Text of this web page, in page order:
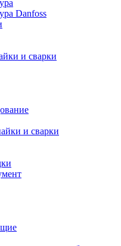
Danfoss
и сварки
и сварки